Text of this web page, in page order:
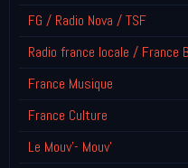
FG / Radio Nova / TSF
Radio france locale / France
France Musique
France Culture
Le Mouv'- Mouv'